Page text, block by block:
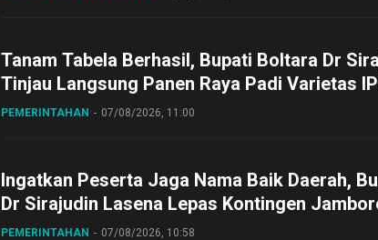
Tanam Tabela Berhasil, Bupati Boltara Dr
Tinjau Langsung Panen Raya Padi Varietas
Desa Gihang
PEMERINTAHAN 07/08/2026, 11:00
Ingatkan Peserta Jaga Nama Baik Daerah,
Dr Sirajudin Lasena Lepas Kontingen
ke XII di Buperta Cibubur
PEMERINTAHAN 07/08/2026, 10:58